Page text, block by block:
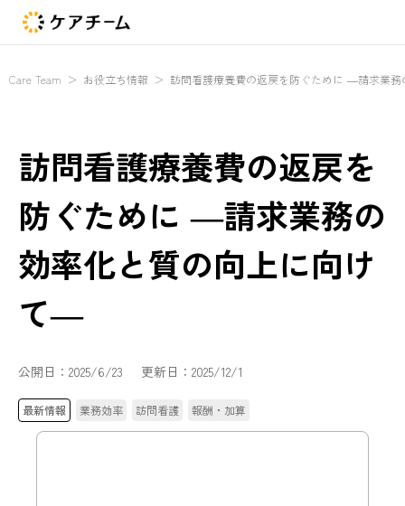
Care Team ＞ お役立ち情報 ＞ 訪問看護療養費の返戻を防ぐために ―請求業
訪問看護療養費の返戻を
防ぐために ―請求業務の
効率化と質の向上に向け
て―
公開日： 2025/6/23 更新日： 2025/12/1
最新情報 業務効率 訪問看護 報酬・加算